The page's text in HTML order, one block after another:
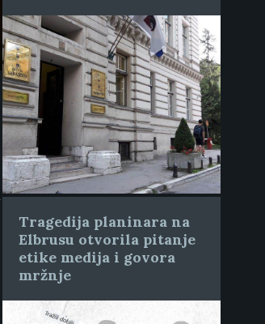
Tragedija planinara na
Elbrusu otvorila pitanje
etike medija i govora
mržnje